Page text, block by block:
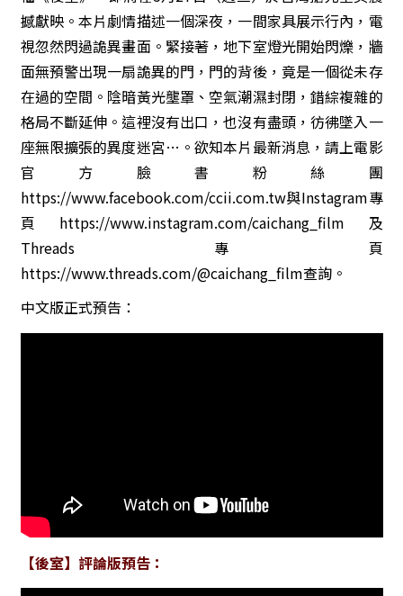
撼獻映。本片劇情描述一個深夜，一間家具展示行內，電
視忽然閃過詭異畫面。緊接著，地下室燈光開始閃爍，牆
面無預警出現一扇詭異的門，門的背後，竟是一個從未存
在過的空間。陰暗黃光壟罩、空氣潮濕封閉，錯綜複雜的
格局不斷延伸。這裡沒有出口，也沒有盡頭，彷彿墜入一
座無限擴張的異度迷宮…。欲知本片最新消息，請上電影
官方臉書粉絲團
https://www.facebook.com/ccii.com.tw與Instagram專
頁 https://www.instagram.com/caichang_film 及
Threads專頁
https://www.threads.com/@caichang_film查詢。
中文版正式預告：
【後室】評論版預告：